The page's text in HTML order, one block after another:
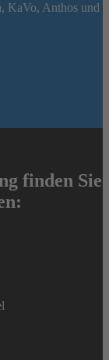
KaVo, Anthos und
finden Sie